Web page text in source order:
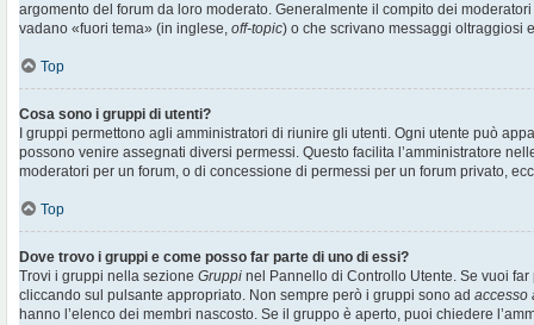
argomento del forum da loro moderato. Generalmente il compito dei
vadano «fuori tema» (in inglese, off-topic) o che scrivano messaggi oltraggiosi
Top
Cosa sono i gruppi di utenti?
I gruppi permettono agli amministratori di riunire gli utenti. Ogni utente può
possono venire assegnati diversi permessi. Questo facilita l’amministratore
moderatori per un forum, o di concessione di permessi per un forum privato,
Top
Dove trovo i gruppi e come posso far parte di uno di essi?
Trovi i gruppi nella sezione Gruppi nel Pannello di Controllo Utente. Se vuoi
cliccando sul pulsante appropriato. Non sempre però i gruppi sono ad accesso
hanno l’elenco dei membri nascosto. Se il gruppo è aperto, puoi chiedere